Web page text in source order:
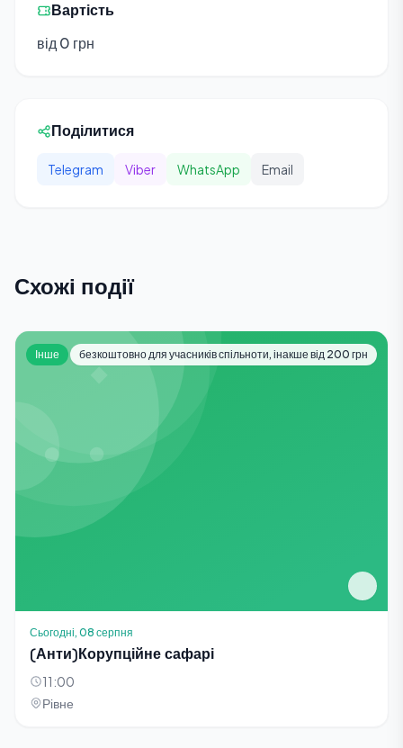
Вартість
від 0 грн
Поділитися
Telegram Viber WhatsApp Email
Схожі події
Інше безкоштовно для учасників спільноти, інакше від 200 грн
Сьогодні, 08 серпня
(Анти)Корупційне сафарі
11:00
Рівне